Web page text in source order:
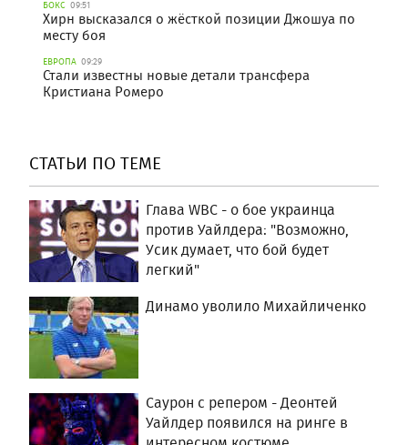
БОКС 09:51
Хирн высказался о жёсткой позиции Джошуа по
месту боя
ЕВРОПА 09:29
Стали известны новые детали трансфера
Кристиана Ромеро
СТАТЬИ ПО ТЕМЕ
Глава WBC - о бое украинца
против Уайлдера: "Возможно,
Усик думает, что бой будет
легкий"
Динамо уволило Михайличенко
Саурон с репером - Деонтей
Уайлдер появился на ринге в